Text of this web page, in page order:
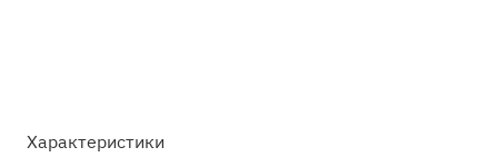
Характеристики